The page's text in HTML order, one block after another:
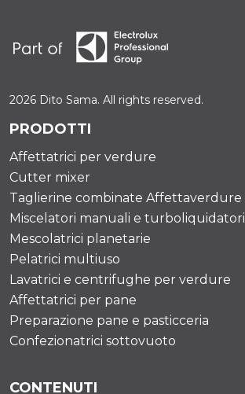
2026 Dito Sama. All rights reserved.
PRODOTTI
Affettatrici per verdure
Cutter mixer
Taglierine combinate Affettaverdure
Miscelatori manuali e turboliquidatori
Mescolatrici planetarie
Pelatrici multiuso
Lavatrici e centrifughe per verdure
Affettatrici per pane
Preparazione pane e pasticceria
Confezionatrici sottovuoto
CONTENUTI